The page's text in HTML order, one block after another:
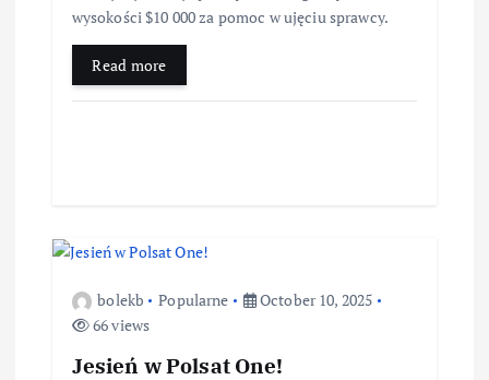
wysokości $10 000 za pomoc w ujęciu sprawcy.
Read more
bolekb Popularne
October 10, 2025
66 views
Jesień w Polsat One!